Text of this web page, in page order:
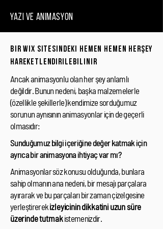
Yazı ve Animasyon
bir wix sitesindeki hemen hemen herşey
hareketlendirilebilinir
Ancak animasyonlu olan her şey anlamlı
değildir. Bunun nedeni, başka malzemelerle
(özellikle şekillerle) kendimize sorduğumuz
sorunun aynısının animasyonlar için de geçerli
olmasıdır:
Sunduğumuz bilgi içeriğine değer katmak için
ayrıca bir animasyona ihtiyaç var mı?
Animasyonlar söz konusu olduğunda, bunlara
sahip olmanın ana nedeni, bir mesajı parçalara
ayırarak ve bu parçaları bir zaman çizelgesine
yerleştirerekizleyicinin dikkatini uzun süre
üzerinde tutmakistemenizdir.